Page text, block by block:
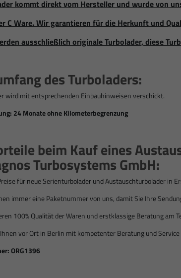
kommt direkt vom Hersteller und wurde von
C Ware. Wir garantieren für die Herkunft und
ausschließlich originale Turbolader, diese
des Turboladers:
wird mit entsprechenden Einbauhinweisen verschickt.
24 Monate ohne Kilometerbegrenzung
beim Kauf eines
Turbosystems GmbH:
für neue Serienturbolader und Austauschturboladerin
immer eine Paketnummer von uns, damit Sie Ihre
100% Qualität der Waren und erstklassige Beratung am
vor Ort in Berlin mit kompetenter Beratung und Service
ORG1396